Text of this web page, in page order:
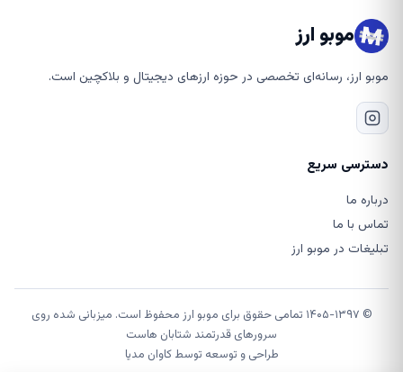
موبو ارز
موبو ارز، رسانه‌ای تخصصی در حوزه ارزهای دیجیتال و بلاکچین است.
دسترسی سریع
درباره ما
تماس با ما
تبلیغات در موبو ارز
© ۱۴۰۵-۱۳۹۷ تمامی حقوق برای موبو ارز محفوظ است. میزبانی شده روی
سرورهای قدرتمند شتابان هاست
طراحی و توسعه توسطکاوان مدیا